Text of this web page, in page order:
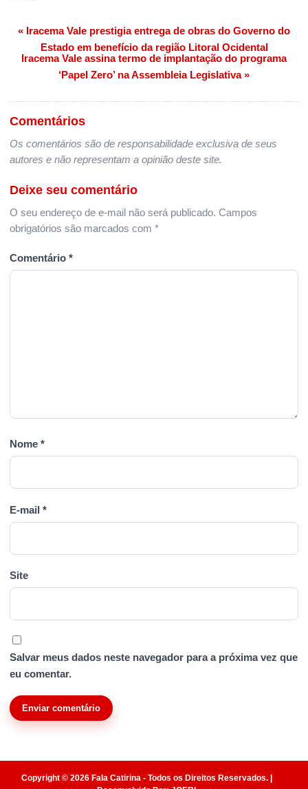
Navegação de Post
« Iracema Vale prestigia entrega de obras do Governo do
Estado em benefício da região Litoral Ocidental
Iracema Vale assina termo de implantação do programa
‘Papel Zero’ na Assembleia Legislativa »
Comentários
Os comentários são de responsabilidade exclusiva de seus
autores e não representam a opinião deste site.
Deixe seu comentário
O seu endereço de e-mail não será publicado. Campos
obrigatórios são marcados com *
Comentário *
Nome *
E-mail *
Site
Salvar meus dados neste navegador para a próxima vez que
eu comentar.
Copyright © 2026 Fala Catirina - Todos os Direitos Reservados. |